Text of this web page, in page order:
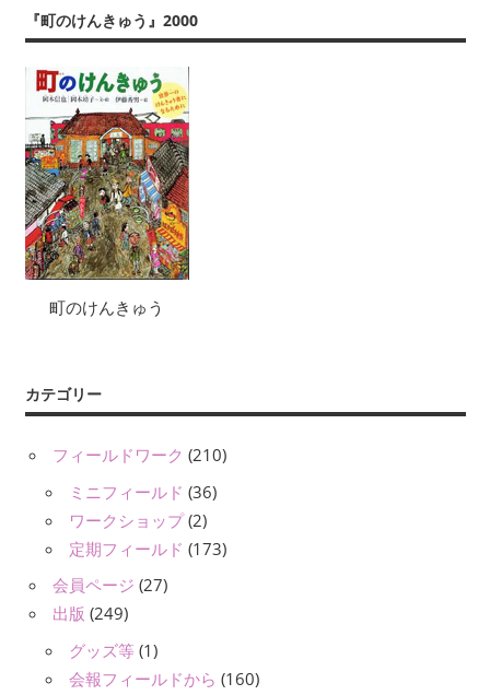
『町のけんきゅう』2000
町のけんきゅう
カテゴリー
フィールドワーク (210)
ミニフィールド (36)
ワークショップ(2)
定期フィールド (173)
会員ページ (27)
出版 (249)
グッズ等 (1)
会報フィールドから (160)